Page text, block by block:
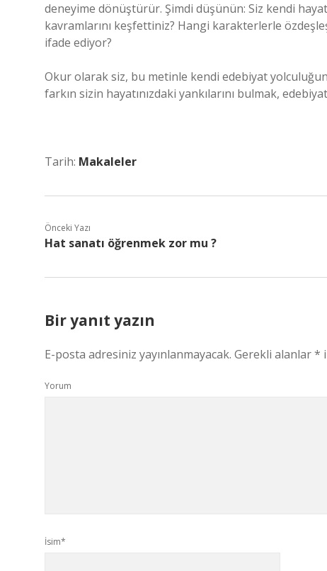
deneyime dönüştürür. Şimdi düşünün: Siz kendi
kavramlarını keşfettiniz? Hangi karakterlerle
ifade ediyor?
Okur olarak siz, bu metinle kendi edebiyat
farkın sizin hayatınızdaki yankılarını bulmak,
Tarih: Makaleler
Önceki Yazı
Hat sanatı öğrenmek zor mu ?
Bir yanıt yazın
E-posta adresiniz yayınlanmayacak. Gerekli alanlar*
Yorum
İsim*